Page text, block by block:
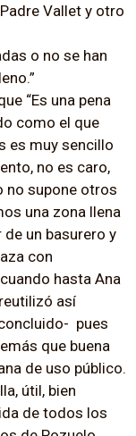
Vallet y otro
o no se han
“Es una pena
como el que
es muy sencillo
no es caro,
no supone otros
una zona llena
un basurero y
con
hasta Ana
así
pues
que buena
de uso público.
útil, bien
de todos los